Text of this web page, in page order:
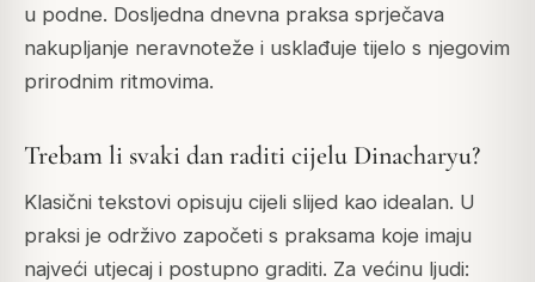
u podne. Dosljedna dnevna praksa sprječava
nakupljanje neravnoteže i usklađuje tijelo s njegovim
prirodnim ritmovima.
Trebam li svaki dan raditi cijelu Dinacharyu?
Klasični tekstovi opisuju cijeli slijed kao idealan. U
praksi je održivo započeti s praksama koje imaju
najveći utjecaj i postupno graditi. Za većinu ljudi: